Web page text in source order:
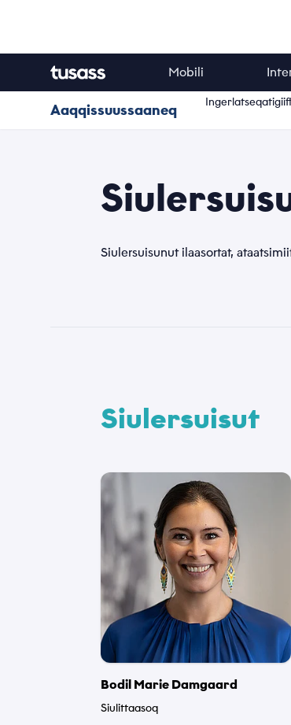
Mobili
Aaqqissuussaaneq
Siulersuisunut ilaasortat,
Siulersuisut
Bodil Marie Damgaard
Siulittaasoq